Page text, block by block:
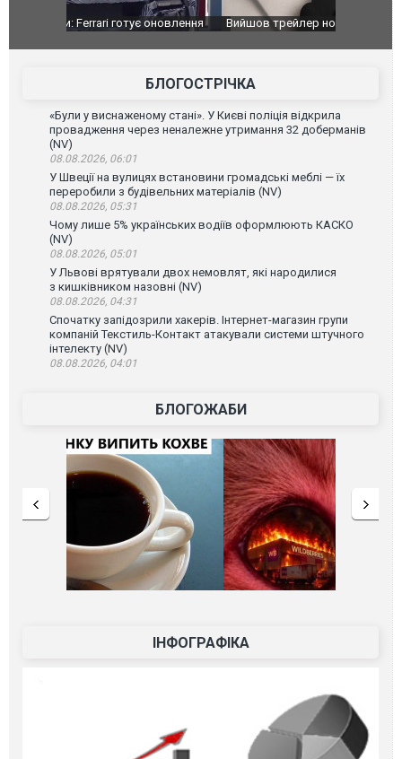
Вийшов трейлер нової екранізації легендарного
БЛОГОСТРІЧКА
«Були у виснаженому стані». У Києві поліція відкрила
провадження через неналежне утримання 32 доберманів
(NV)
08.08.2026, 06:01
У Швеції на вулицях встановини громадські меблі — їх
переробили з будівельних матеріалів (NV)
08.08.2026, 05:31
Чому лише 5% українських водіїв оформлюють КАСКО
(NV)
08.08.2026, 05:01
У Львові врятували двох немовлят, які народилися
з кишківником назовні (NV)
08.08.2026, 04:31
Спочатку запідозрили хакерів. Інтернет-магазин групи
компаній Текстиль-Контакт атакували системи штучного
інтелекту (NV)
08.08.2026, 04:01
БЛОГОЖАБИ
ІНФОГРАФІКА